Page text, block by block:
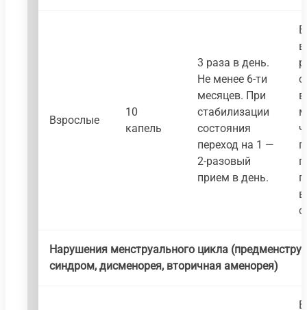
Взрослые
10
капель
3 раза в день.
Не менее 6-ти
месяцев. При
стабилизации
состояния
переход на 1 —
2-разовый
прием в день.
Нарушения менструального цикла
синдром, дисменорея, вторичная аменорея)